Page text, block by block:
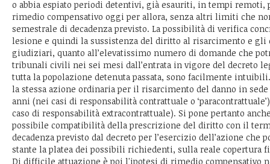
o abbia espiato periodi detentivi, già esauriti, in tempi remoti,
rimedio compensativo oggi per allora, senza altri limiti che
semestrale di decadenza previsto. La possibilità di verifica
lesione e quindi la sussistenza del diritto al risarcimento e
giudiziari, quanto all’elevatissimo numero di domande che
tribunali civili nei sei mesi dall’entrata in vigore del decreto
tutta la popolazione detenuta passata, sono facilmente
la stessa azione ordinaria per il risarcimento del danno in
anni (nei casi di responsabilità contrattuale o
caso di responsabilità extracontrattuale). Si pone pertanto
possibile compatibilità della prescrizione del diritto con il
decadenza previsto dal decreto per l’esercizio dell’azione che
stante la platea dei possibili richiedenti, sulla reale copertura
Di difficile attuazione è poi l'ipotesi di rimedio compensativo